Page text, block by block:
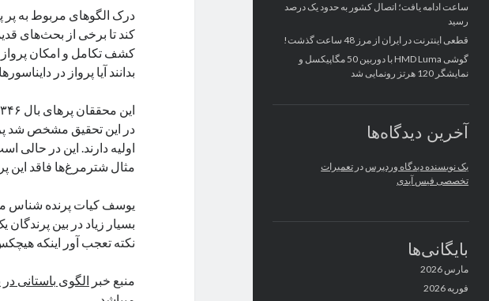
ساعت ادامه یافت؛ اتصال کشور به حدود یک درصد
رسید
قطعی اینترنت در ایران از مرز 48 ساعت گذشت!
گوشی HMD Luma با دوربین 50 مگاپیکسل و
نمایشگر 120 هرتز رونمایی شد
آخرین دیدگاه‌ها
یک نویسنده دیدگاه وردپرس در تعمیرات
تخصصی فیس آیدی
بایگانی‌ها
مارس 2026
فوریه 2026
درک الگوهای مربوط به پر
کند تا برخی از بحث‌های
کشف تکامل و امکان پرواز
بدانند آیا پرواز در
اولیه دارند. این در حالی
مثال شترمرغ‌ها فاقد این پرها بوده و
یوسف کیات پرنده شناس
نکته تعجب آور اینکه
منبع خبر الگوی باستانی